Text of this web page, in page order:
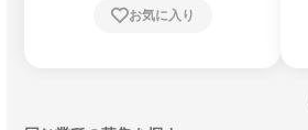
お気に入り